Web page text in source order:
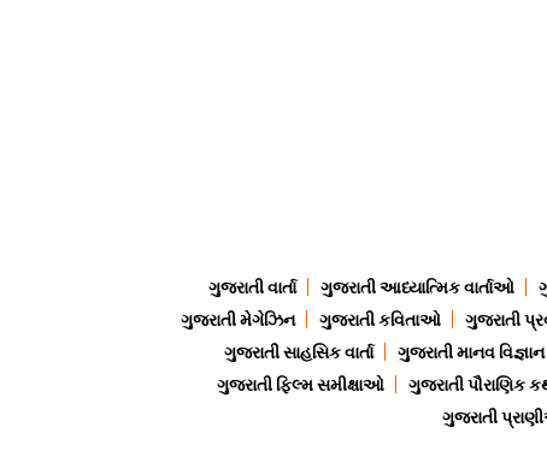
ગુજરાતી વાર્તા ગુજરાતી આધ્યાત્મિક વાર્તાઓ
ગુજરાતી મેગેઝિન
ગુજરાતી કવિતાઓ ગુજરાતી
ગુજરાતી સાહસિક વાર્તા
ગુજરાતી માનવ વિજ્ઞાન
ગુજરાતી ફિલ્મ સમીક્ષાઓ
ગુજરાતી પૌરાણિક
ગુજરાતી